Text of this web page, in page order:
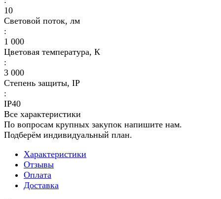
10
Световой поток, лм
:
1 000
Цветовая температура, К
:
3 000
Степень защиты, IP
:
IP40
Все характеристики
По вопросам крупных закупок напишите нам.
Подберём индивидуальный план.
Характеристики
Отзывы
Оплата
Доставка